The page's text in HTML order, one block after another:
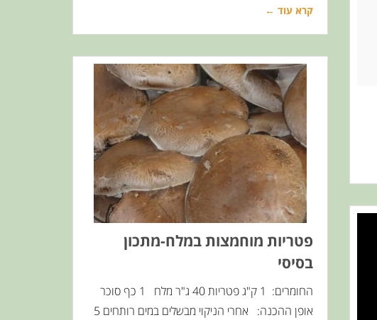
קרא עוד ←
פטריות מוחמצות במלח-מתכון
בסיסי
החומרים: 1 ק"ג פטריות 40 ג"ר מלח 1 כף סוכר
אופן ההכנה: אחרי הניקוי מבשלים במים רותחים 5